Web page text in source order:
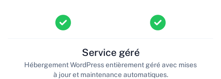
Service géré
Hébergement WordPress entièrement géré avec mises
à jour et maintenance automatiques.